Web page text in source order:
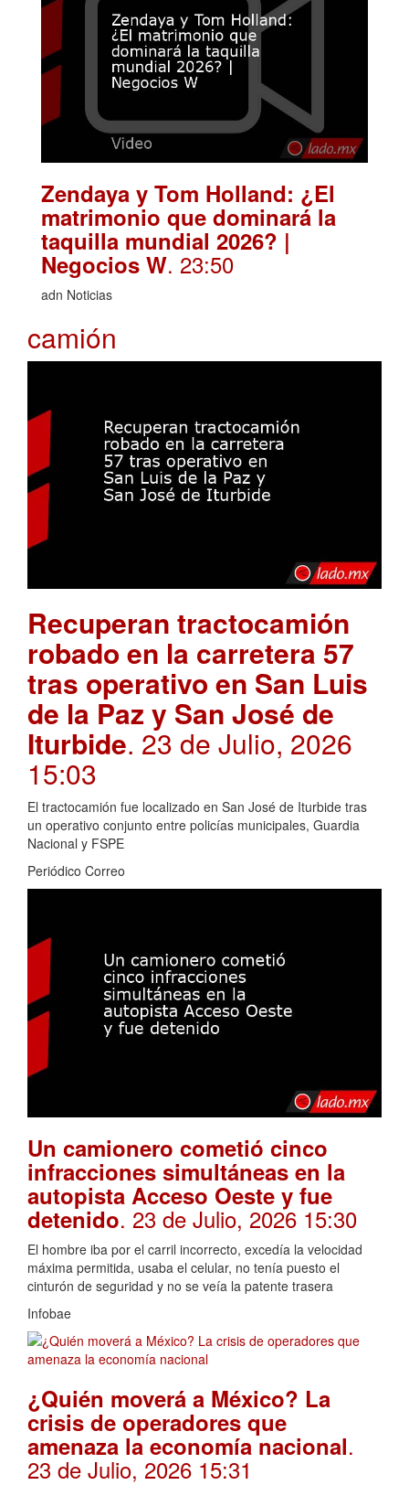
Zendaya y Tom Holland: ¿El
matrimonio que dominará la
taquilla mundial 2026? |
Negocios W. 23:50
adn Noticias
camión
Recuperan tractocamión
robado en la carretera 57
tras operativo en San Luis
de la Paz y San José de
Iturbide. 23 de Julio, 2026
15:03
El tractocamión fue localizado en San José de Iturbide tras
un operativo conjunto entre policías municipales, Guardia
Nacional y FSPE
Periódico Correo
Un camionero cometió cinco
infracciones simultáneas en la
autopista Acceso Oeste y fue
detenido. 23 de Julio, 2026 15:30
El hombre iba por el carril incorrecto, excedía la velocidad
máxima permitida, usaba el celular, no tenía puesto el
cinturón de seguridad y no se veía la patente trasera
Infobae
¿Quién moverá a México? La
crisis de operadores que
amenaza la economía nacional.
23 de Julio, 2026 15:31